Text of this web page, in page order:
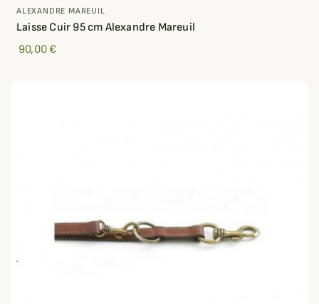
ALEXANDRE MAREUIL
Laisse Cuir 95 cm Alexandre Mareuil
90,00 €